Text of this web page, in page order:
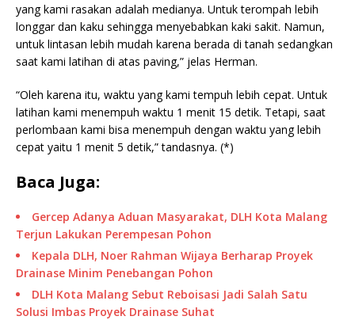
yang kami rasakan adalah medianya. Untuk terompah lebih
longgar dan kaku sehingga menyebabkan kaki sakit. Namun,
untuk lintasan lebih mudah karena berada di tanah sedangkan
saat kami latihan di atas paving,” jelas Herman.
“Oleh karena itu, waktu yang kami tempuh lebih cepat. Untuk
latihan kami menempuh waktu 1 menit 15 detik. Tetapi, saat
perlombaan kami bisa menempuh dengan waktu yang lebih
cepat yaitu 1 menit 5 detik,” tandasnya. (*)
Baca Juga:
Gercep Adanya Aduan Masyarakat, DLH Kota Malang
Terjun Lakukan Perempesan Pohon
Kepala DLH, Noer Rahman Wijaya Berharap Proyek
Drainase Minim Penebangan Pohon
DLH Kota Malang Sebut Reboisasi Jadi Salah Satu
Solusi Imbas Proyek Drainase Suhat